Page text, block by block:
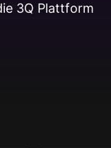
3Q Plattform